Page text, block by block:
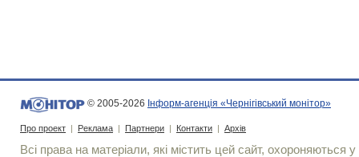
© 2005-2026 Інформ-агенція «Чернігівський монітор»
Про проект | Реклама | Партнери | Контакти | Архів
Всі права на матеріали, які містить цей сайт, охороняються у